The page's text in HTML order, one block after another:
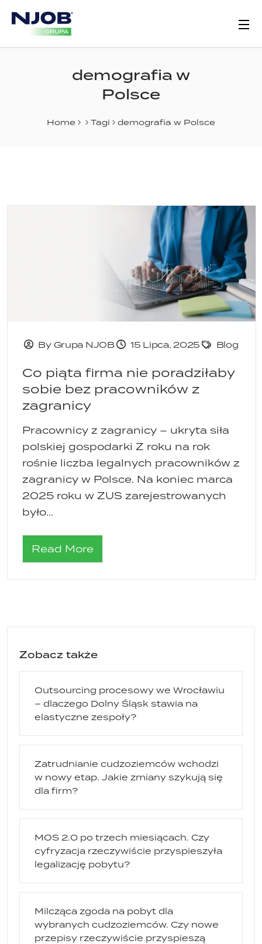
demografia w
Polsce
Home Tagi demografia w Polsce
By Grupa NJOB 15 Lipca, 2025 Blog
Co piąta firma nie poradziłaby
sobie bez pracowników z
zagranicy
Pracownicy z zagranicy – ukryta siła
polskiej gospodarki Z roku na rok
rośnie liczba legalnych pracowników z
zagranicy w Polsce. Na koniec marca
2025 roku w ZUS zarejestrowanych
było...
Read More
Zobacz także
Outsourcing procesowy we Wrocławiu
– dlaczego Dolny Śląsk stawia na
elastyczne zespoły?
Zatrudnianie cudzoziemców wchodzi
w nowy etap. Jakie zmiany szykują się
dla firm?
MOS 2.0 po trzech miesiącach. Czy
cyfryzacja rzeczywiście przyspieszyła
legalizację pobytu?
Milcząca zgoda na pobyt dla
wybranych cudzoziemców. Czy nowe
przepisy rzeczywiście przyspieszą